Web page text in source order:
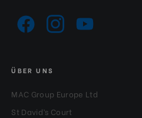
ÜBER UNS
MAC Group Europe Ltd
St David’s Court